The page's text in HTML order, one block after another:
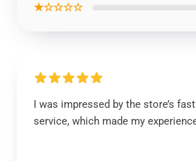
★☆☆☆☆
I was impressed by the store’s
service, which made my